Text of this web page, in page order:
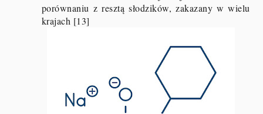
porównaniu z resztą słodzików, zakazany w wielu
krajach [13]